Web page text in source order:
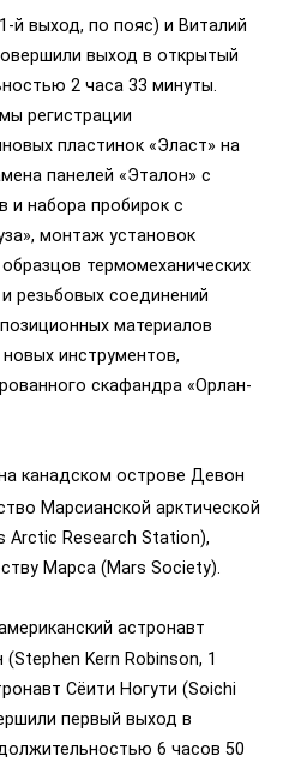
й выход, по пояс) и Виталий
выход в открытый
2 часа 33 минуты.
регистрации
пластинок «Эласт» на
панелей «Эталон» с
и набора пробирок с
монтаж установок
термомеханических
резьбовых соединений
материалов
инструментов,
скафандра «Орлан-
канадском острове Девон
Марсианской арктической
Arctic Research Station),
Марса (Mars Society).
астронавт
Kern Robinson, 1
Сёити Ногути (Soichi
первый выход в
6 часов 50